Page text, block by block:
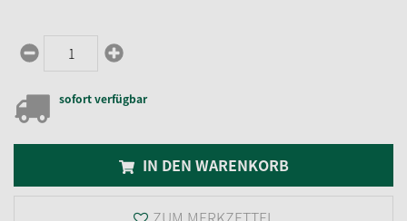
sofort verfügbar
IN DEN WARENKORB